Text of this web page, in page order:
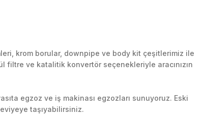
krom borular, downpipe ve body kit çeşitlerimiz ile
filtre ve katalitik konvertör seçenekleriyle aracınızın
egzoz ve iş makinası egzozları sunuyoruz. Eski
taşıyabilirsiniz.